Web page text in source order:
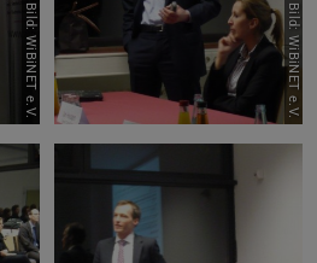
Bild: WiBiNET e.V. Bild: WiBiNET e.V.